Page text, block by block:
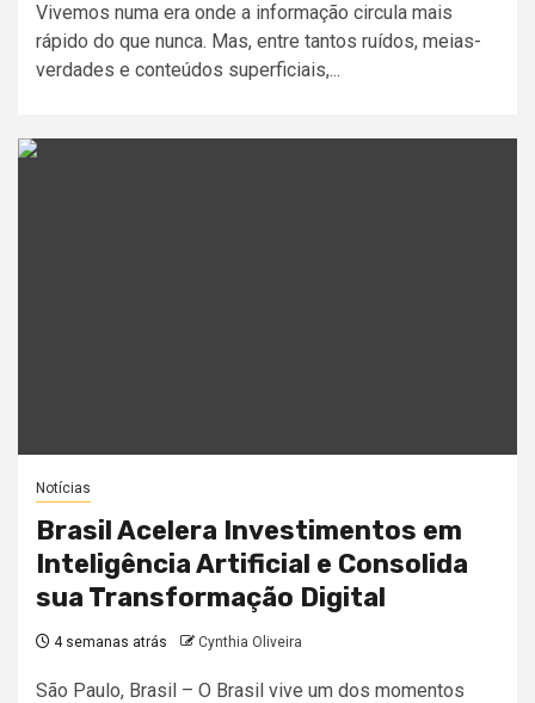
Vivemos numa era onde a informação circula mais
rápido do que nunca. Mas, entre tantos ruídos, meias-
verdades e conteúdos superficiais,...
Notícias
Brasil Acelera Investimentos em
Inteligência Artificial e Consolida
sua Transformação Digital
4 semanas atrás Cynthia Oliveira
São Paulo, Brasil – O Brasil vive um dos momentos